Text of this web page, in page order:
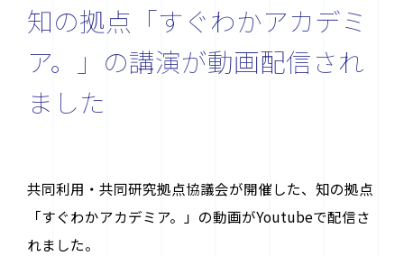
知の拠点「すぐわかアカデミ
ア。」の講演が動画配信され
ました
共同利用・共同研究拠点協議会が開催した、知の拠点
「すぐわかアカデミア。」の動画がYoutubeで配信さ
れました。